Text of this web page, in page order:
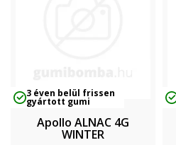
3 éven belül frissen
gyártott gumi
Apollo ALNAC 4G
WINTER